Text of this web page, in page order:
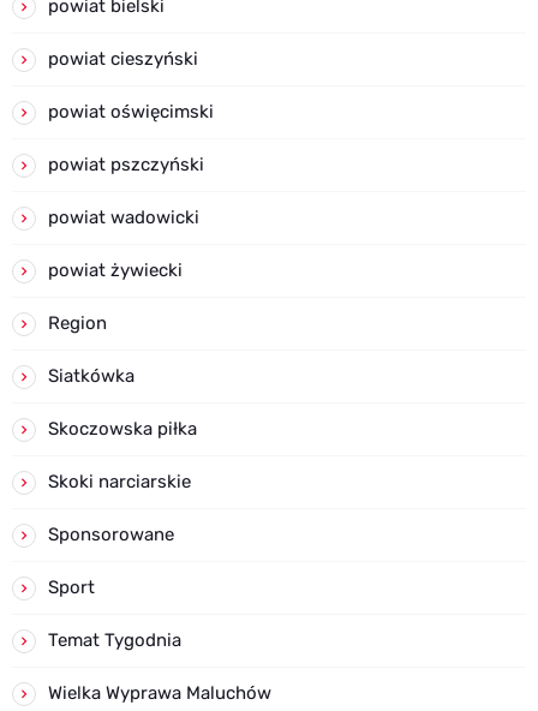
powiat bielski
powiat cieszyński
powiat oświęcimski
powiat pszczyński
powiat wadowicki
powiat żywiecki
Region
Siatkówka
Skoczowska piłka
Skoki narciarskie
Sponsorowane
Sport
Temat Tygodnia
Wielka Wyprawa Maluchów